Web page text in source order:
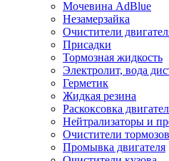
Мочевина AdBlue
Незамерзайка
Очистители
Присадки
Тормозная жидкость
Электролит, вода
Герметик
Жидкая резина
Раскоксовка
Нейтрализаторы и
Очистители тормозов
Промывка двигателя